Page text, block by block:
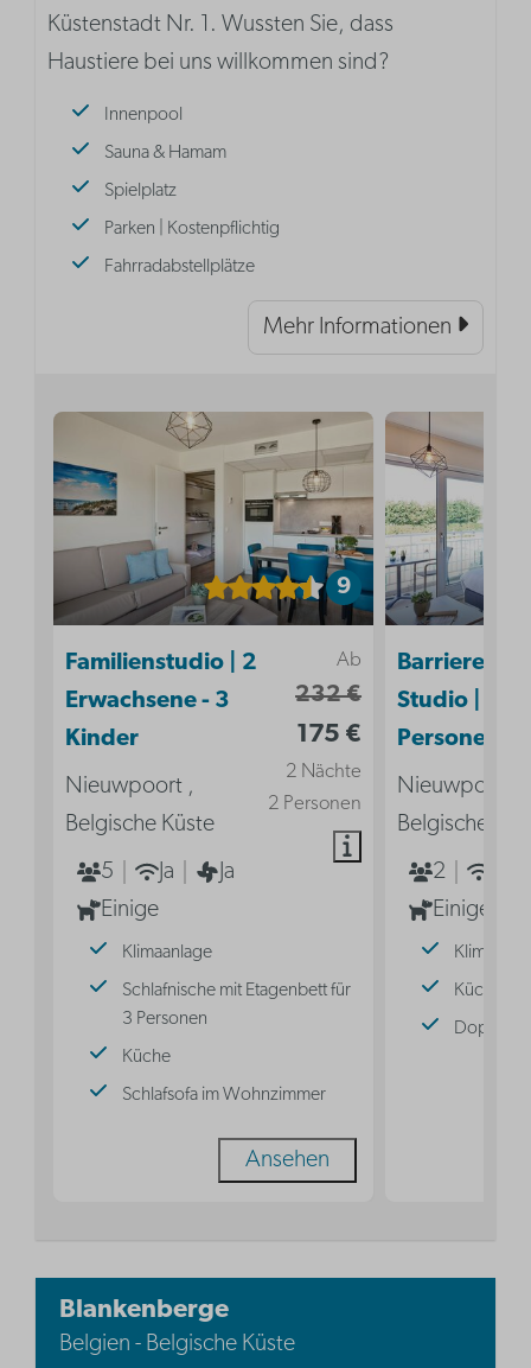
Küstenstadt Nr. 1. Wussten Sie, dass
Haustiere bei uns willkommen sind?
Innenpool
Sauna & Hamam
Spielplatz
Parken | Kostenpflichtig
Fahrradabstellplätze
Mehr Informationen
9
Ab
232 €
175 €
2 Nächte
2 Personen
Familienstudio | 2
Erwachsene - 3
Kinder
Nieuwpoort ,
Belgische Küste
5
Ja
Ja
Einige
Klimaanlage
Schlafnische mit Etagenbett für
3 Personen
Küche
Schlafsofa im Wohnzimmer
Ansehen
Studio | 2
Personen
Nieuwpoort ,
Belgische
2
Einige
Küche
Blankenberge
Belgien - Belgische Küste